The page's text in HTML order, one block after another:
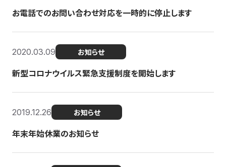
お電話でのお問い合わせ対応を一時的に停止します
2020.03.09 お知らせ
新型コロナウイルス緊急支援制度を開始します
2019.12.26 お知らせ
年末年始休業のお知らせ